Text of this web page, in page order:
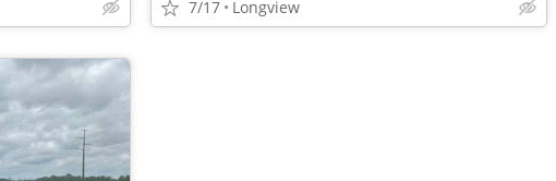
7/17 Longview